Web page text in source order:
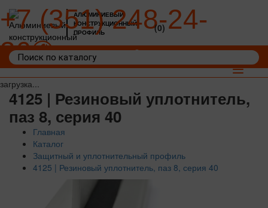
загрузка...
АЛЮМИНИЕВЫЙ
КОНСТРУКЦИОННЫЙ
ПРОФИЛЬ
+7 (351) 248-24-
36
(0)
Toggle
4125 | Резиновый уплотнитель,
паз 8, серия 40
Главная
Каталог
Защитный и уплотнительный профиль
4125 | Резиновый уплотнитель, паз 8, серия 40